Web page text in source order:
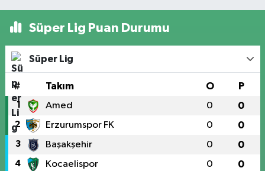
Süper Lig Puan Durumu
Süper Lig
# Takım O P
1 Amed 0 0
2 Erzurumspor FK 0 0
3 Başakşehir 0 0
4 Kocaelispor 0 0